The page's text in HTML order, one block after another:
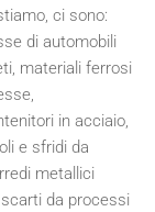
ci sono:
di automobili
materiali ferrosi
in acciaio,
e sfridi da
metallici
da processi